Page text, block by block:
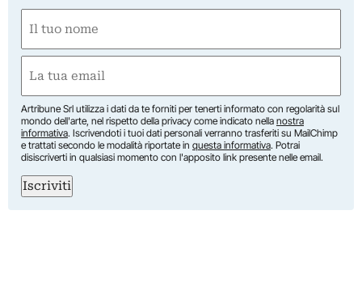
(Obbligatorio)
Nome
(Obbligatorio)
Artribune Srl utilizza i dati da te forniti per tenerti informato con regolarità sul
mondo dell'arte, nel rispetto della privacy come indicato nella nostra
informativa. Iscrivendoti i tuoi dati personali verranno trasferiti su MailChimp
e trattati secondo le modalità riportate in questa informativa. Potrai
disiscriverti in qualsiasi momento con l'apposito link presente nelle email.
Iscriviti